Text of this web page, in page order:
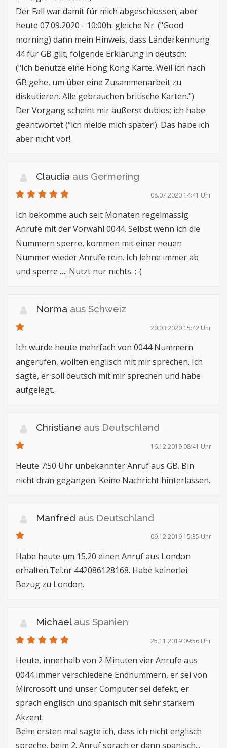
Der Fall war damit für mich abgeschlossen; aber
heute 07.09.2020 - 10:00h: gleiche Nr. ("Good
morning) dann mein Hinweis, dass Länderkennung
44 für GB gilt, folgende Erklärung in deutsch:
("Ich benutze eine Hong Kong Karte. Weil ich nach
GB gehe, um über eine Zusammenarbeit zu
diskutieren. Alle gebrauchen britische Karten.")
Der Vorgang scheint mir äußerst dubios; ich habe
geantwortet ("ich melde mich später!). Das habe ich
aber nicht vor!
Claudia aus Germering
08.07.2020 14:41 Uhr
Ich bekomme auch seit Monaten regelmässig
Anrufe mit der Vorwahl 0044. Selbst wenn ich die
Nummern sperre, kommen mit einer neuen
Nummer wieder Anrufe rein. Ich lehne immer ab
und sperre …. Nutzt nur nichts. :-(
Norma aus Schweiz
20.03.2020 15:42 Uhr
Ich wurde heute mehrfach von 0044 Nummern
angerufen, wollten englisch mit mir sprechen. Ich
sagte, er soll deutsch mit mir sprechen und habe
aufgelegt.
Christiane aus Deutschland
16.12.2019 08:41 Uhr
Heute 7:50 Uhr unbekannter Anruf aus GB. Bin
nicht dran gegangen. Keine Nachricht hinterlassen.
Manfred aus Deutschland
09.12.2019 15:35 Uhr
Habe heute um 15.20 einen Anruf aus London
erhalten.Tel.nr 442086128168. Habe keinerlei
Bezug zu London.
Michael aus Spanien
25.11.2019 09:56 Uhr
Heute, innerhalb von 2 Minuten vier Anrufe aus
0044 immer verschiedene Endnummern, er sei von
Mircrosoft und unser Computer sei defekt, er
sprach englisch und spanisch mit sehr starkem
Akzent.
Beim ersten mal sagte ich, dass ich nicht englisch
spreche, beim 2. Anruf sprach er dann spanisch...